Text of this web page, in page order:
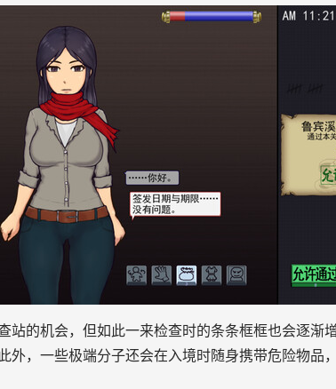
站的机会，但如此一来检查时的条条框框也会逐渐
外，一些极端分子还会在入境时随身携带危险物品